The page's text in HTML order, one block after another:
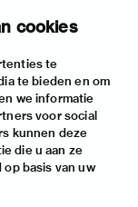
cookies
te
te bieden en om
we informatie
voor social
kunnen deze
die u aan ze
basis van uw